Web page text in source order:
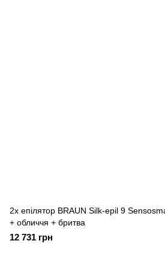
2x епілятор BRAUN Silk-epil 9
+ обличчя + бритва
12 731 грн